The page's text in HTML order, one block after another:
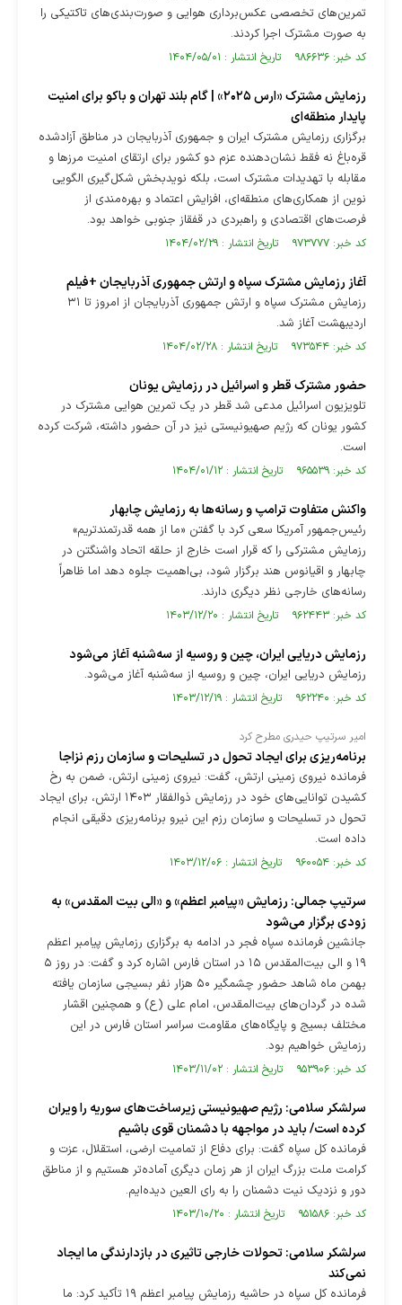
تمرین‌های تخصصی عکس‌برداری هوایی و صورت‌بندی‌های تاکتیکی را
به‌ صورت مشترک اجرا کردند.
کد خبر: ۹۸۶۶۳۶ تاریخ انتشار : ۱۴۰۴/۰۵/۰۱
رزمایش مشترک «ارس ۲۰۲۵» | گام بلند تهران و باکو برای امنیت
پایدار منطقه‌ای
برگزاری رزمایش مشترک ایران و جمهوری آذربایجان در مناطق آزادشده
قره‌باغ نه فقط نشان‌دهنده عزم دو کشور برای ارتقای امنیت مرزها و
مقابله با تهدیدات مشترک است، بلکه نویدبخش شکل‌گیری الگویی
نوین از همکاری‌های منطقه‌ای، افزایش اعتماد و بهره‌مندی از
فرصت‌های اقتصادی و راهبردی در قفقاز جنوبی خواهد بود.
کد خبر: ۹۷۳۷۷۷ تاریخ انتشار : ۱۴۰۴/۰۲/۲۹
آغاز رزمایش مشترک سپاه و ارتش جمهوری آذربایجان +فیلم
رزمایش مشترک سپاه و ارتش جمهوری آذربایجان از امروز تا ۳۱
اردیبهشت آغاز شد.
کد خبر: ۹۷۳۵۴۴ تاریخ انتشار : ۱۴۰۴/۰۲/۲۸
حضور مشترک قطر و اسرائیل در رزمایش یونان
تلویزیون اسرائیل مدعی شد قطر در یک تمرین هوایی مشترک در
کشور یونان که رژیم صهیونیستی نیز در آن حضور داشته، شرکت کرده
است.
کد خبر: ۹۶۵۵۳۹ تاریخ انتشار : ۱۴۰۴/۰۱/۱۲
واکنش متفاوت ترامپ و رسانه‌ها به رزمایش چابهار
رئیس‌جمهور آمریکا سعی کرد با گفتن «ما از همه قدرتمندتریم»
رزمایش مشترکی را که قرار است خارج از حلقه اتحاد واشنگتن در
چابهار و اقیانوس هند برگزار شود، بی‌اهمیت جلوه دهد اما ظاهراً
رسانه‌های خارجی نظر دیگری دارند.
کد خبر: ۹۶۲۴۴۳ تاریخ انتشار : ۱۴۰۳/۱۲/۲۰
رزمایش دریایی ایران، چین و روسیه از سه‌شنبه آغاز می‌شود
رزمایش دریایی ایران، چین و روسیه از سه‌شنبه آغاز می‌شود.
کد خبر: ۹۶۲۲۴۰ تاریخ انتشار : ۱۴۰۳/۱۲/۱۹
امیر سرتیپ حیدری مطرح کرد
برنامه‌ریزی برای ایجاد تحول در تسلیحات و سازمان رزم نزاجا
فرمانده نیروی زمینی ارتش، گفت: نیروی زمینی ارتش، ضمن به رخ
کشیدن توانایی‌های خود در رزمایش ذوالفقار ۱۴۰۳ ارتش، برای ایجاد
تحول در تسلیحات و سازمان رزم این نیرو برنامه‌ریزی دقیقی انجام
داده است.
کد خبر: ۹۶۰۰۵۴ تاریخ انتشار : ۱۴۰۳/۱۲/۰۶
سرتیپ جمالی: رزمایش «پیامبر اعظم» و «الی بیت المقدس» به
زودی برگزار می‌شود
جانشین فرمانده سپاه فجر در ادامه به برگزاری رزمایش پیامبر اعظم
۱۹ و الی بیت‌المقدس ۱۵ در استان فارس اشاره کرد و گفت: در روز ۵
بهمن ماه شاهد حضور چشمگیر ۵۰ هزار نفر بسیجی سازمان یافته
شده در گردان‌های بیت‌المقدس، امام علی (ع) و همچنین اقشار
مختلف بسیج و پایگاه‌های مقاومت سراسر استان فارس در این
رزمایش خواهیم بود.
کد خبر: ۹۵۳۹۰۶ تاریخ انتشار : ۱۴۰۳/۱۱/۰۲
سرلشکر سلامی: رژیم صهیونیستی زیرساخت‌های سوریه را ویران
کرده است/ باید در مواجهه با دشمنان قوی باشیم
فرمانده کل سپاه گفت: برای دفاع از تمامیت ارضی، استقلال، عزت و
کرامت ملت بزرگ ایران از هر زمان دیگری آماده‌تر هستیم و از مناطق
دور و نزدیک نیت دشمنان را به رای العین دیده‌ایم.
کد خبر: ۹۵۱۵۸۶ تاریخ انتشار : ۱۴۰۳/۱۰/۲۰
سرلشکر سلامی: تحولات خارجی تاثیری در بازدارندگی ما ایجاد
نمی‌کند
فرمانده کل سپاه در حاشیه رزمایش پیامبر اعظم ۱۹ تأکید کرد: ما